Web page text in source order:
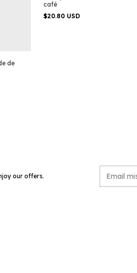
de
café
$20.80 USD
our offers.